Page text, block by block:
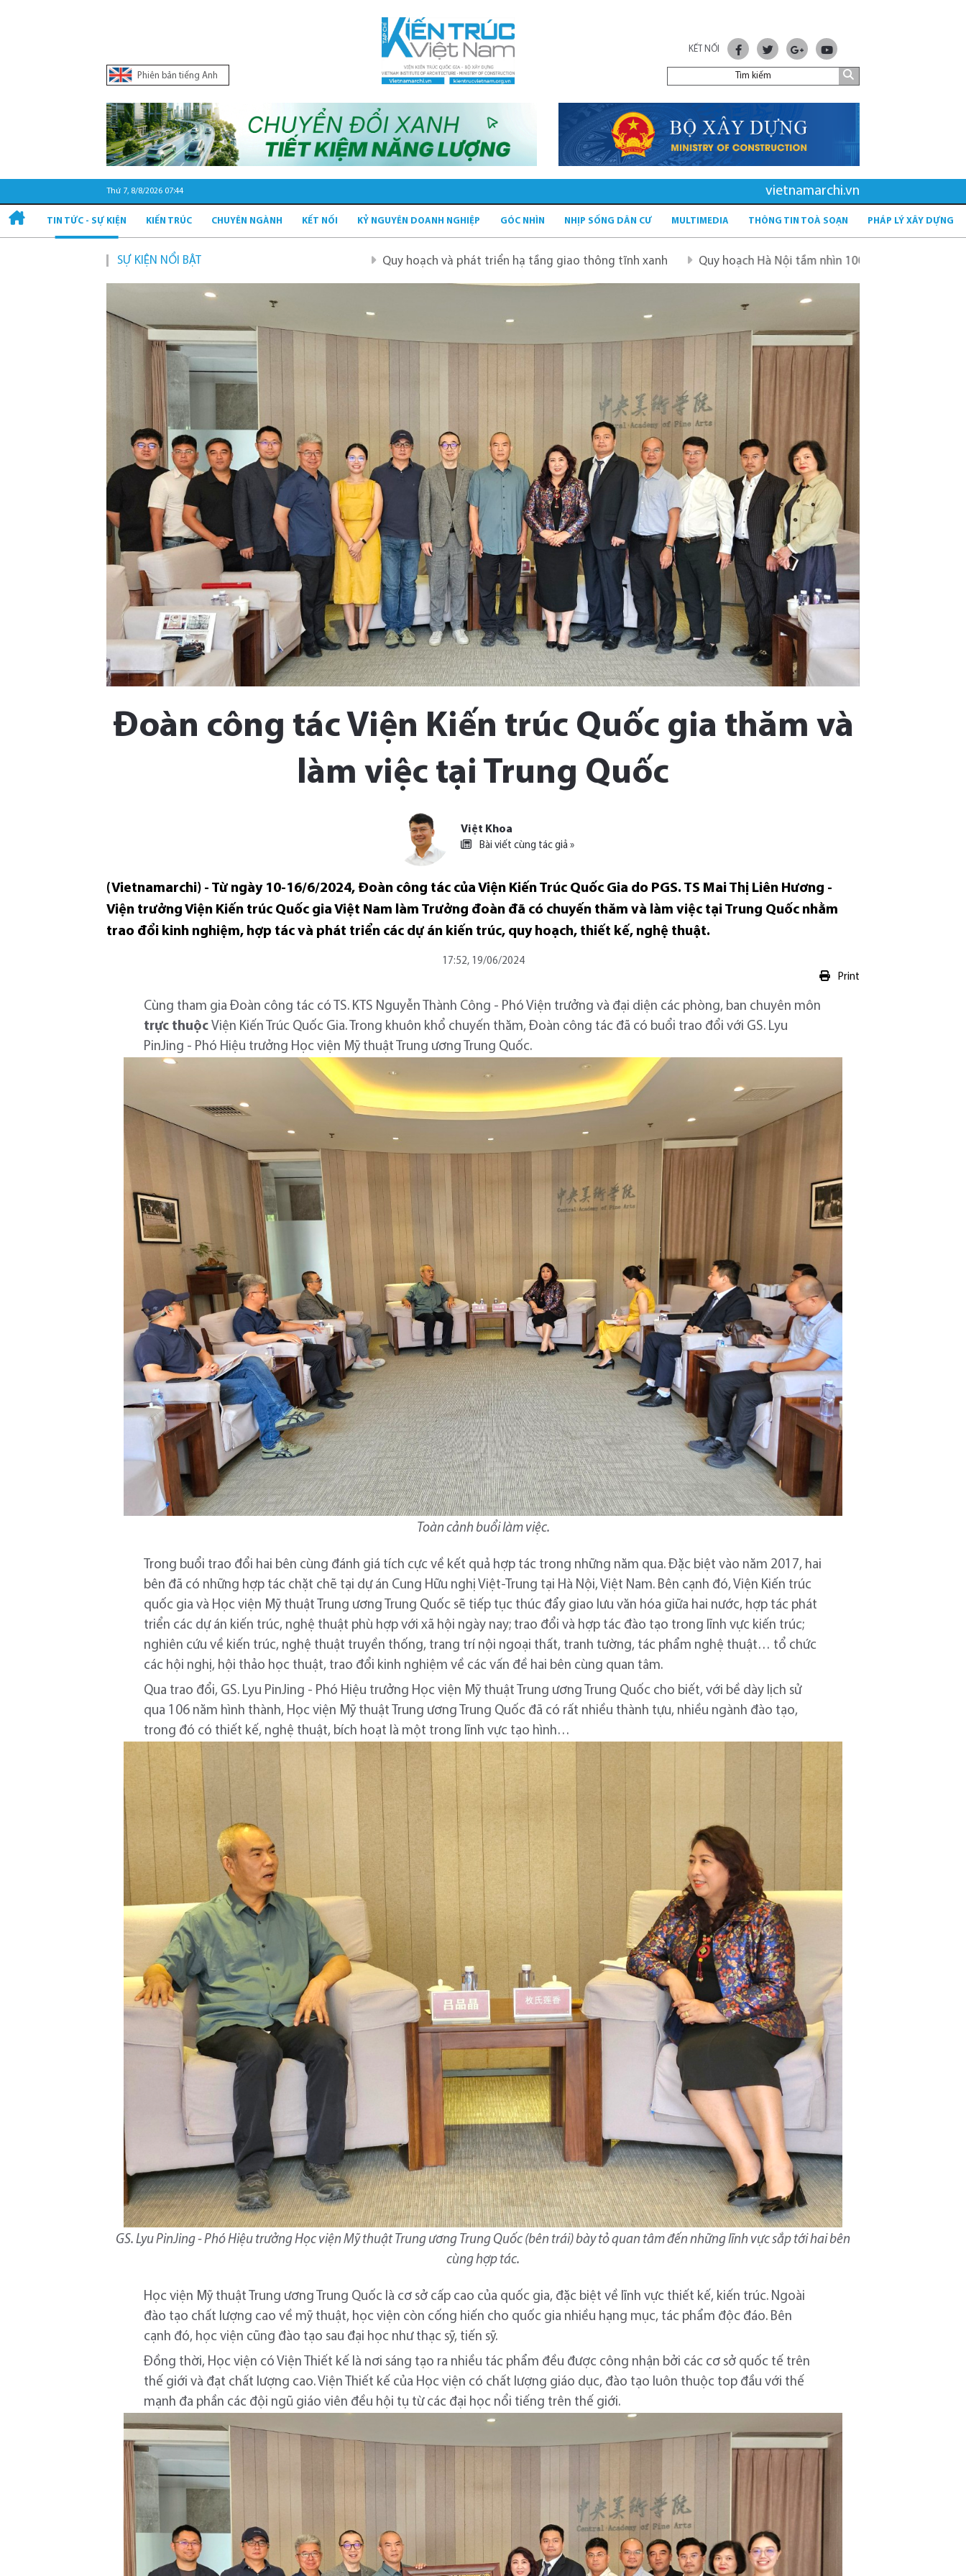
Phiên bản tiếng Anh
KẾT NỐI
Thứ 7, 8/8/2026 07:44 vietnamarchi.vn
TIN TỨC - SỰ KIỆN KIẾN TRÚC CHUYÊN NGÀNH KẾT NỐI KỶ NGUYÊN DOANH NGHIỆP GÓC NHÌN NHỊP SỐNG DÂN CƯ MULTIMEDIA THÔNG TIN TOÀ SOẠN PHÁP LÝ XÂY DỰNG
SỰ KIỆN NỔI BẬT Quy hoạch và phát triển hạ tầng giao thông tĩnh xanh Quy hoạch Hà Nội tầm nhìn 100 năm Quy hoạch mới sau sáp
Đoàn công tác Viện Kiến trúc Quốc gia thăm và
làm việc tại Trung Quốc
Việt Khoa
Bài viết cùng tác giả »
(Vietnamarchi) - Từ ngày 10-16/6/2024, Đoàn công tác của Viện Kiến Trúc Quốc Gia do PGS. TS Mai Thị Liên Hương -
Viện trưởng Viện Kiến trúc Quốc gia Việt Nam làm Trưởng đoàn đã có chuyến thăm và làm việc tại Trung Quốc nhằm
trao đổi kinh nghiệm, hợp tác và phát triển các dự án kiến trúc, quy hoạch, thiết kế, nghệ thuật.
17:52, 19/06/2024
Print
Cùng tham gia Đoàn công tác có TS. KTS Nguyễn Thành Công - Phó Viện trưởng và đại diện các phòng, ban chuyên môn
trực thuộc Viện Kiến Trúc Quốc Gia. Trong khuôn khổ chuyến thăm, Đoàn công tác đã có buổi trao đổi với GS. Lyu
PinJing - Phó Hiệu trưởng Học viện Mỹ thuật Trung ương Trung Quốc.
Toàn cảnh buổi làm việc.
Trong buổi trao đổi hai bên cùng đánh giá tích cực về kết quả hợp tác trong những năm qua. Đặc biệt vào năm 2017, hai
bên đã có những hợp tác chặt chẽ tại dự án Cung Hữu nghị Việt-Trung tại Hà Nội, Việt Nam. Bên cạnh đó, Viện Kiến trúc
quốc gia và Học viện Mỹ thuật Trung ương Trung Quốc sẽ tiếp tục thúc đẩy giao lưu văn hóa giữa hai nước, hợp tác phát
triển các dự án kiến trúc, nghệ thuật phù hợp với xã hội ngày nay; trao đổi và hợp tác đào tạo trong lĩnh vực kiến trúc;
nghiên cứu về kiến trúc, nghệ thuật truyền thống, trang trí nội ngoại thất, tranh tường, tác phẩm nghệ thuật… tổ chức
các hội nghị, hội thảo học thuật, trao đổi kinh nghiệm về các vấn đề hai bên cùng quan tâm.
Qua trao đổi, GS. Lyu PinJing - Phó Hiệu trưởng Học viện Mỹ thuật Trung ương Trung Quốc cho biết, với bề dày lịch sử
qua 106 năm hình thành, Học viện Mỹ thuật Trung ương Trung Quốc đã có rất nhiều thành tựu, nhiều ngành đào tạo,
trong đó có thiết kế, nghệ thuật, bích hoạt là một trong lĩnh vực tạo hình…
GS. Lyu PinJing - Phó Hiệu trưởng Học viện Mỹ thuật Trung ương Trung Quốc (bên trái) bày tỏ quan tâm đến những lĩnh vực sắp tới hai bên
cùng hợp tác.
Học viện Mỹ thuật Trung ương Trung Quốc là cơ sở cấp cao của quốc gia, đặc biệt về lĩnh vực thiết kế, kiến trúc. Ngoài
đào tạo chất lượng cao về mỹ thuật, học viện còn cống hiến cho quốc gia nhiều hạng mục, tác phẩm độc đáo. Bên
cạnh đó, học viện cũng đào tạo sau đại học như thạc sỹ, tiến sỹ.
Đồng thời, Học viện có Viện Thiết kế là nơi sáng tạo ra nhiều tác phẩm đều được công nhận bởi các cơ sở quốc tế trên
thế giới và đạt chất lượng cao. Viện Thiết kế của Học viện có chất lượng giáo dục, đào tạo luôn thuộc top đầu với thế
mạnh đa phần các đội ngũ giáo viên đều hội tụ từ các đại học nổi tiếng trên thế giới.